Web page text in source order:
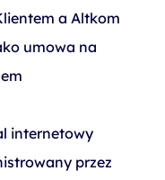
a Altkom
umowa na
internetowy
przez